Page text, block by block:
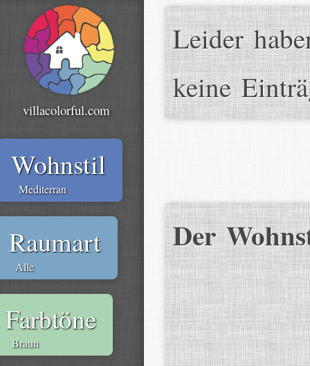
villacolorful.com
Wohnstil
Mediterran
Raumart
Alle
Farbtöne
Braun
Leider
keine
Der